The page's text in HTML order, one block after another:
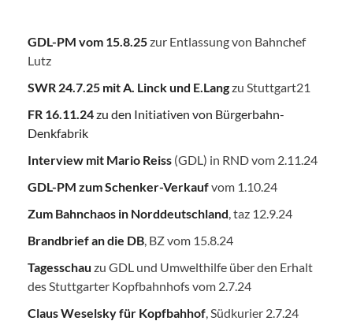
GDL-PM vom 15.8.25zur Entlassung von Bahnchef
Lutz
SWR 24.7.25 mit A. Linck und E.Langzu Stuttgart21
FR 16.11.24zu den Initiativen von Bürgerbahn-
Denkfabrik
Interview mit Mario Reiss (GDL) in RND vom 2.11.24
GDL-PM zum Schenker-Verkaufvom 1.10.24
Zum Bahnchaos in Norddeutschland , taz 12.9.24
Brandbrief an die DB , BZ vom 15.8.24
Tagesschau zu GDL und Umwelthilfe über den Erhalt
des Stuttgarter Kopfbahnhofs vom 2.7.24
Claus Weselsky für Kopfbahhof , Südkurier 2.7.24